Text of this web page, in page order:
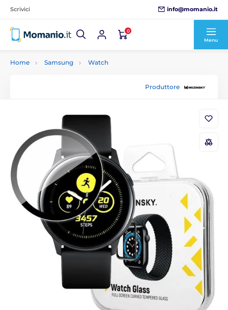
Scrivici info@momanio.it
0
Menu
Home Samsung Watch
Produttore